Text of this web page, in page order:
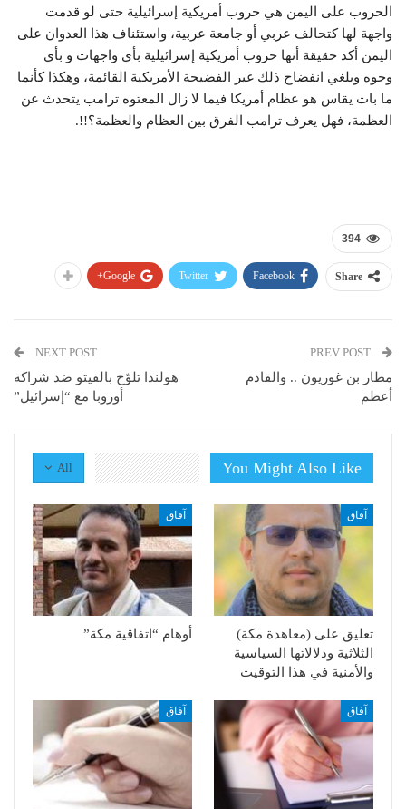
الحروب على اليمن هي حروب أمريكية إسرائيلية حتى لو قدمت
واجهة لها كتحالف عربي أو جامعة عربية، واستئناف هذا العدوان على
اليمن أكد حقيقة أنها حروب أمريكية إسرائيلية بأي واجهات و بأي
وجوه ويلغي انفضاح ذلك غير الفضيحة الأمريكية القائمة، وهكذا كأنما
ما بات يقاس هو عظام أمريكا فيما لا زال المعتوه ترامب يتحدث عن
العظمة، فهل يعرف ترامب الفرق بين العظام والعظمة؟!!.
394
Share
Facebook
Twitter
Google+
مطار بن غوريون .. والقادم
أعظم
NEXT POST
هولندا تلوّح بالفيتو ضد شراكة
أوروبا مع “إسرائيل”
All You Might Also Like
آفاق
تعليق على (معاهدة مكة)
الثلاثية ودلالاتها السياسية
والأمنية في هذا التوقيت
آفاق
أوهام “اتفاقية مكة”
آفاق آفاق